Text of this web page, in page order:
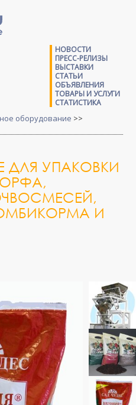
НОВОСТИ
ПРЕСС-РЕЛИЗЫ
ВЫСТАВКИ
СТАТЬИ
ОБЪЯВЛЕНИЯ
ТОВАРЫ И УСЛУГИ
СТАТИСТИКА
оборудование >>
ДЛЯ УПАКОВКИ
И